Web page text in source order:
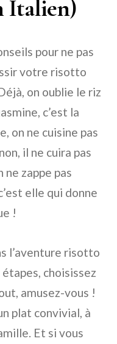
Italien)
pour ne pas
votre risotto
on oublie le riz
c’est la
on ne cuisine pas
il ne cuira pas
zappe pas
elle qui donne
!
l’aventure risotto
étapes, choisissez
amusez-vous !
plat convivial, à
Et si vous